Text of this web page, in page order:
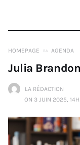
HOMEPAGE AGENDA
LA RÉDACTION
ON 3 JUIN 2025,
Julia